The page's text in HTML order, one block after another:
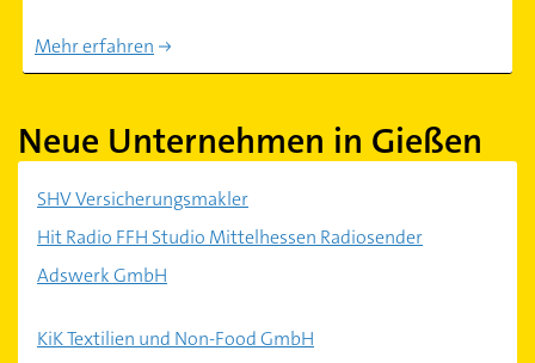
Mehr erfahren
Neue Unternehmen in Gießen
SHV Versicherungsmakler
Hit Radio FFH Studio Mittelhessen Radiosender
Adswerk GmbH
KiK Textilien und Non-Food GmbH